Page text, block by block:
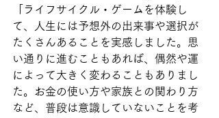
「ライフサイクル・ゲームを体験し
て、人生には予想外の出来事や選択が
たくさんあることを実感しました。思
い通りに進むこともあれば、偶然や運
によって大きく変わることもありまし
た。お金の使い方や家族との関わり方
など、普段は意識していないことを考